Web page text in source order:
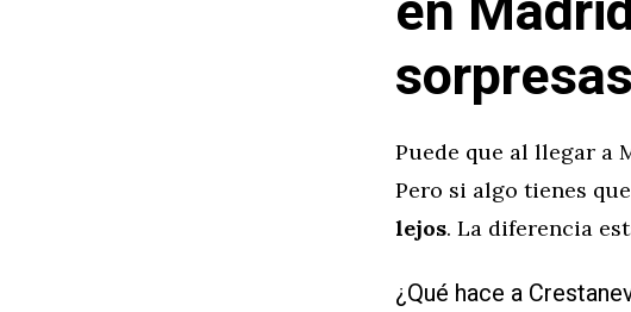
sorpresas
Puede que al llegar a
Pero si algo tienes
lejos. La diferencia
¿Qué hace a